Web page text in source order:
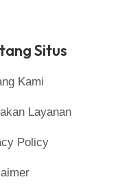
Situs
Kami
Layanan
Policy